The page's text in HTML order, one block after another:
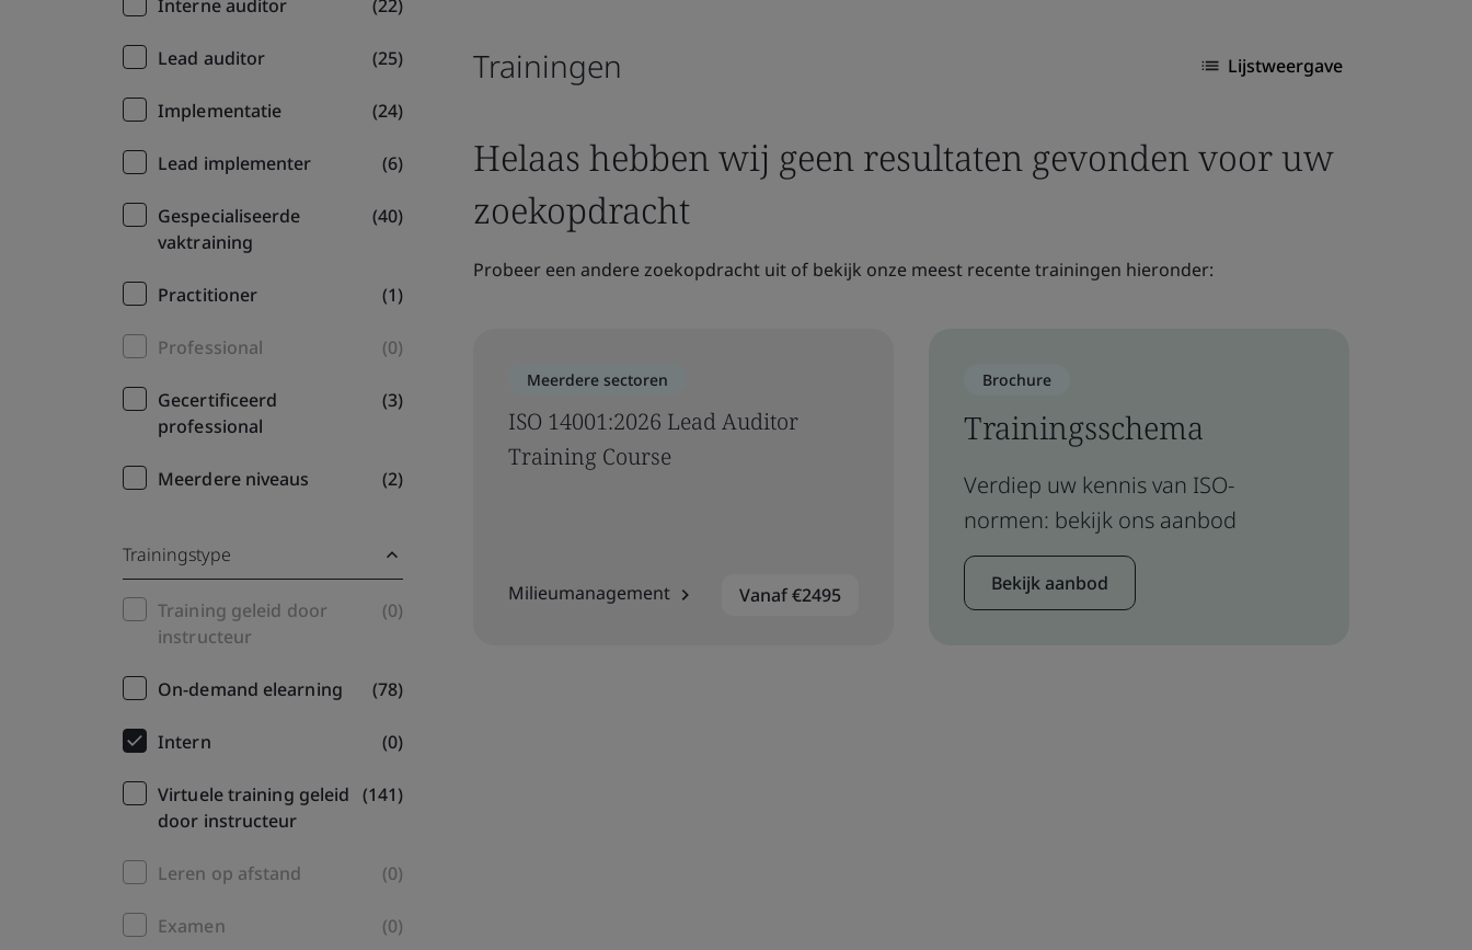
Interne auditor (22)
Lead auditor (25)
Implementatie (24)
Lead implementer (6)
Gespecialiseerde
vaktraining
(40)
Practitioner (1)
Professional (0)
Gecertificeerd
professional
(3)
Meerdere niveaus (2)
Trainingstype
Training
Training geleid door
instructeur
(0)
On-demand elearning (78)
Intern (0)
Virtuele training geleid
door instructeur
(141)
Leren op afstand (0)
Examen (0)
Trainingen Lijstweergave
Helaas hebben wij geen resultaten gevonden voor uw
zoekopdracht
Probeer een andere zoekopdracht uit of bekijk onze meest recente trainingen hieronder:
Meerdere sectoren
ISO 14001:2026 Lead Auditor
Training Course
Milieumanagement Vanaf €2495
Brochure
Trainingsschema
Verdiep uw kennis van ISO-
normen: bekijk ons aanbod
Bekijk aanbod